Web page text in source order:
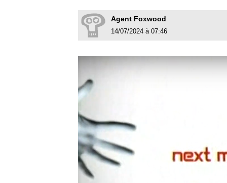
Agent Foxwood
14/07/2024 à 07:46